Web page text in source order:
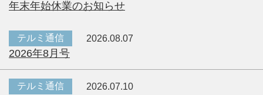
年末年始休業のお知らせ
テルミ通信 2026.08.07
2026年8月号
テルミ通信 2026.07.10